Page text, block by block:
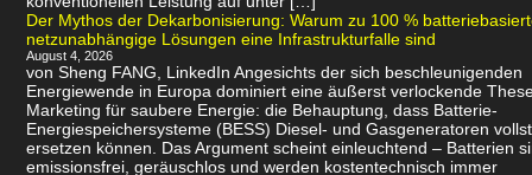
Der Mythos der Dekarbonisierung: Warum zu 100 %
netzunabhängige Lösungen eine Infrastrukturfalle sind
August 4, 2026
von Sheng FANG, LinkedIn Angesichts der sich beschleunigenden
Energiewende in Europa dominiert eine äußerst verlockende
Marketing für saubere Energie: die Behauptung, dass Batterie-
Energiespeichersysteme (BESS) Diesel- und Gasgeneratoren
ersetzen können. Das Argument scheint einleuchtend – Batterien
emissionsfrei, geräuschlos und werden kostentechnisch immer